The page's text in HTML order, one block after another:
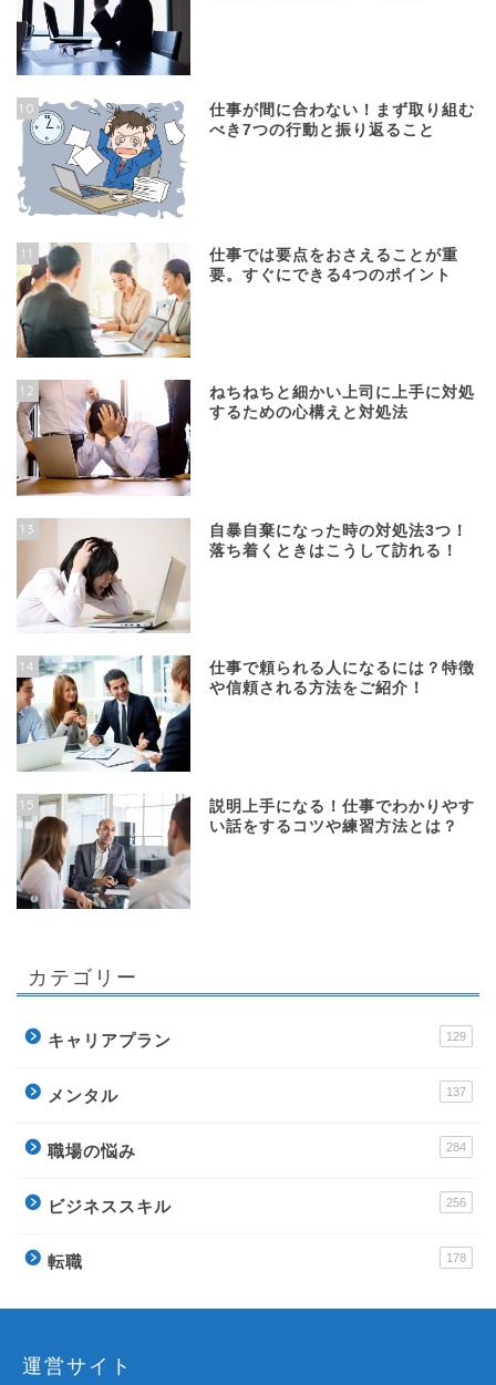
10
仕事が間に合わない！まず取り組む
べき7つの行動と振り返ること
11
仕事では要点をおさえることが重
要。すぐにできる4つのポイント
12
ねちねちと細かい上司に上手に対処
するための心構えと対処法
13
自暴自棄になった時の対処法3つ！
落ち着くときはこうして訪れる！
14
仕事で頼られる人になるには？特徴
や信頼される方法をご紹介！
15
説明上手になる！仕事でわかりやす
い話をするコツや練習方法とは？
カテゴリー
キャリアプラン 129
メンタル 137
職場の悩み 284
ビジネススキル 256
転職 178
運営サイト